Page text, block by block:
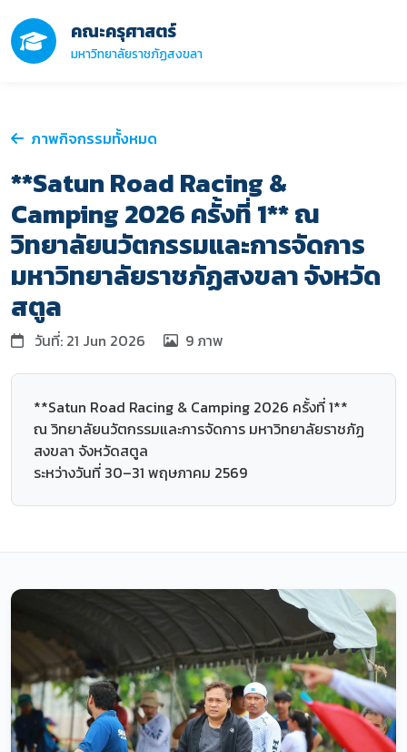
คณะครุศาสตร์
มหาวิทยาลัยราชภัฏสงขลา
ภาพกิจกรรมทั้งหมด
**Satun Road Racing &
Camping 2026 ครั้งที่ 1** ณ
วิทยาลัยนวัตกรรมและการจัดการ
มหาวิทยาลัยราชภัฏสงขลา จังหวัด
สตูล
วันที่: 21 Jun 2026 9 ภาพ
**Satun Road Racing & Camping 2026 ครั้งที่ 1**
ณ วิทยาลัยนวัตกรรมและการจัดการ มหาวิทยาลัยราชภัฏ
สงขลา จังหวัดสตูล
ระหว่างวันที่ 30–31 พฤษภาคม 2569